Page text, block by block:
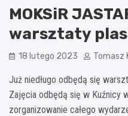
MOKSiR
warsztaty
18 lutego 2023 Tomasz
Już niedługo odbędą się
Zajęcia odbędą się w Kuźnicy
zorganizowanie całego